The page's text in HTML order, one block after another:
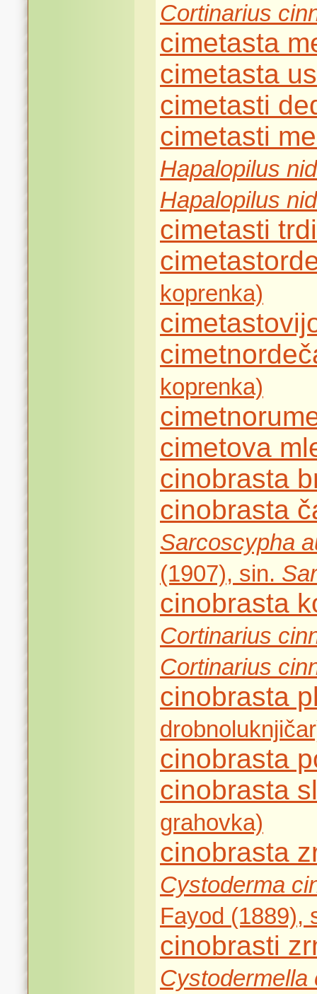
Cortinarius
cimetasta
cimetasta
cimetasti
cimetasti
Hapalopilus
Hapalopilus
cimetasti
koprenka)
koprenka)
cimetova
cinobrasta
cinobrasta
Sarcoscypha
(1907), sin.
cinobrasta
Cortinarius
Cortinarius
cinobrasta
cinobrasta
cinobrasta
grahovka)
cinobrasta
Cystoderma
Fayod (1889),
cinobrasti
Cystodermella